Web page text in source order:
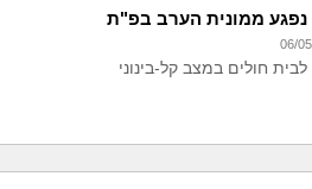
06/
לבית חולים במצב קל-בינוני